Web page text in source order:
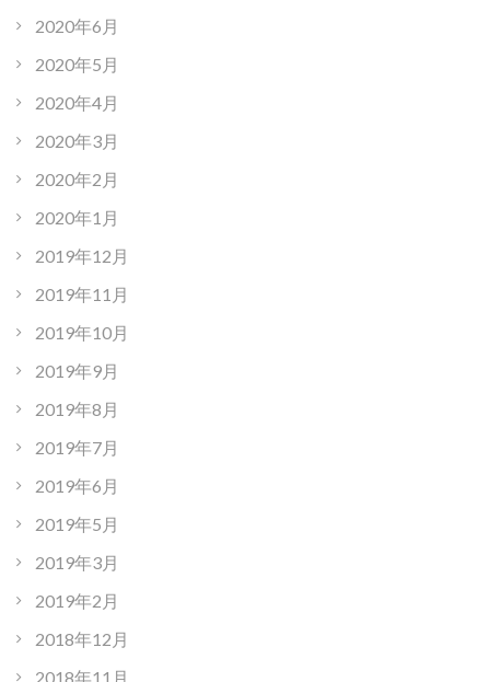
2020年6月
2020年5月
2020年4月
2020年3月
2020年2月
2020年1月
2019年12月
2019年11月
2019年10月
2019年9月
2019年8月
2019年7月
2019年6月
2019年5月
2019年3月
2019年2月
2018年12月
2018年11月